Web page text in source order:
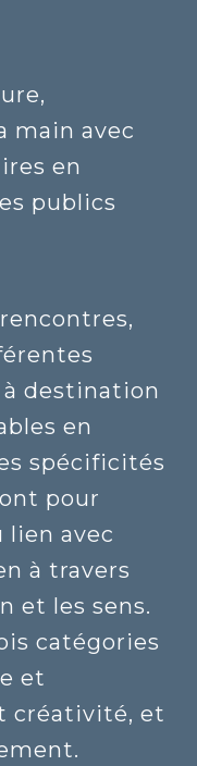
main avec
en
publics
destination
en
spécificités
pour
lien avec
à travers
et les sens.
catégories
et
créativité, et